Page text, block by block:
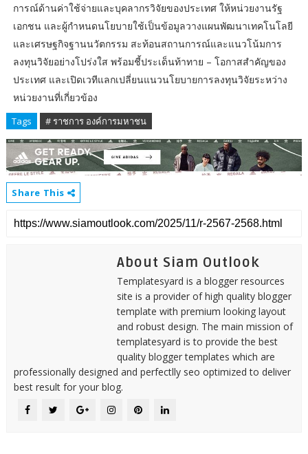
การณ์ด้านค่าใช้จ่ายและบุคลากรวิจัยของประเทศ ให้หน่วยงานรัฐ
เอกชน และผู้กำหนดนโยบายใช้เป็นข้อมูลวางแผนพัฒนาเทคโนโลยี
และเศรษฐกิจฐานนวัตกรรม สะท้อนสถานการณ์และแนวโน้มการ
ลงทุนวิจัยอย่างโปร่งใส พร้อมชี้ประเด็นท้าทาย – โอกาสสำคัญของ
ประเทศ และเปิดเวทีแลกเปลี่ยนแนวนโยบายการลงทุนวิจัยระหว่าง
หน่วยงานที่เกี่ยวข้อง
Tags # ราชการ องค์การมหาชน
Share This
About Siam Outlook
Templatesyard is a blogger resources
site is a provider of high quality blogger
template with premium looking layout
and robust design. The main mission of
templatesyard is to provide the best
quality blogger templates which are
professionally designed and perfectlly seo optimized to deliver
best result for your blog.